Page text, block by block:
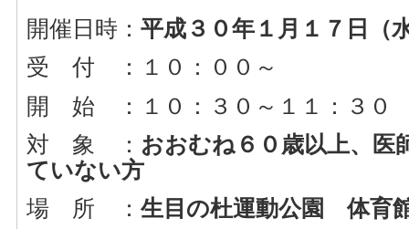
開催日時： 平成３０年１月１７日（
受 付 ：１０：００～
開 始 ：１０：３０～１１：３０
対 象 ： おおむね６０歳以上、医
ていない方
場 所 ： 生目の杜運動公園 体育